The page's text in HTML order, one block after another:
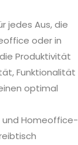
jedes Aus, die
oder in
Produktivität
Funktionalität
optimal
und Homeoffice-